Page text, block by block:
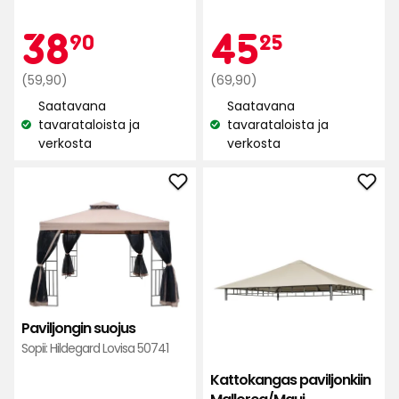
5:stä,
66
arvostelun
perusteella
3890
€
Normaali
hinta
59,90
€
(59,90)
Katso
saatavuus:
Saatavana
tavarataloista ja
verkosta
5:stä,
66
arvostelun
perusteella
4525
€
Normaali
hinta
69,90
€
(69,90)
Katso
saatavuus:
Saatavana
tavarataloista ja
verkosta
Paviljongin suojus
Sopii: Hildegard Lovisa 50741
Lisää
Kattokangas paviljonkiin